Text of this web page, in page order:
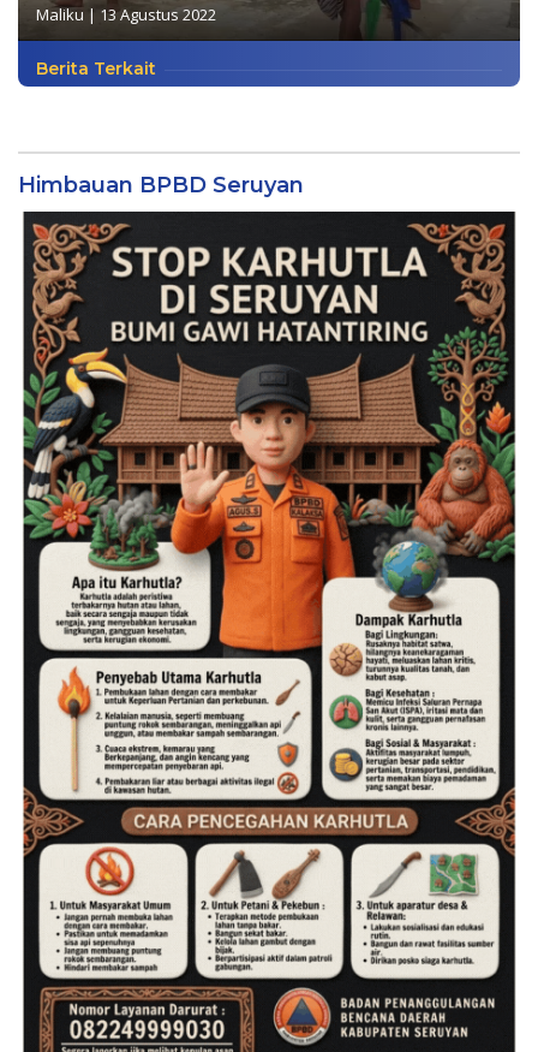
Maliku | 13 Agustus 2022
Berita Terkait
Himbauan BPBD Seruyan